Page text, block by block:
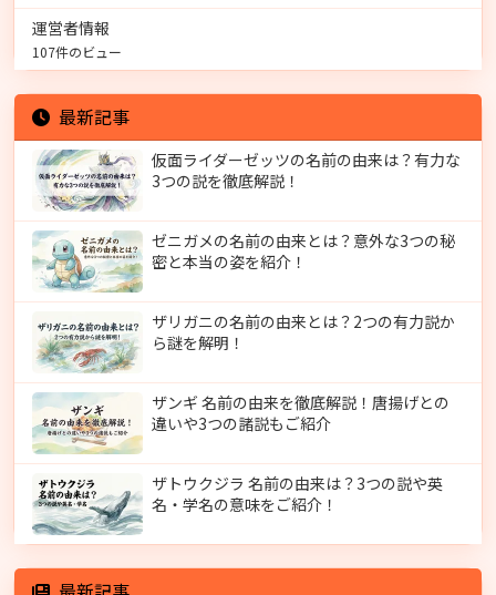
運営者情報
107件のビュー
最新記事
仮面ライダーゼッツの名前の由来は？有力な
3つの説を徹底解説！
ゼニガメの名前の由来とは？意外な3つの秘
密と本当の姿を紹介！
ザリガニの名前の由来とは？2つの有力説か
ら謎を解明！
ザンギ 名前の由来を徹底解説！唐揚げとの
違いや3つの諸説もご紹介
ザトウクジラ 名前の由来は？3つの説や英
名・学名の意味をご紹介！